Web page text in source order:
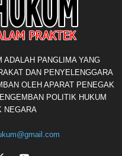
ADALAH PANGLIMA YANG
DAN PENYELENGGARA
OLEH APARAT PENEGAK
POLITIK HUKUM
NEGARA